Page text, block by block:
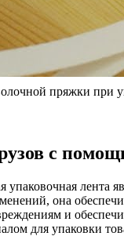
пряжки при
с
упаковочная лента
она
и
для упаковки